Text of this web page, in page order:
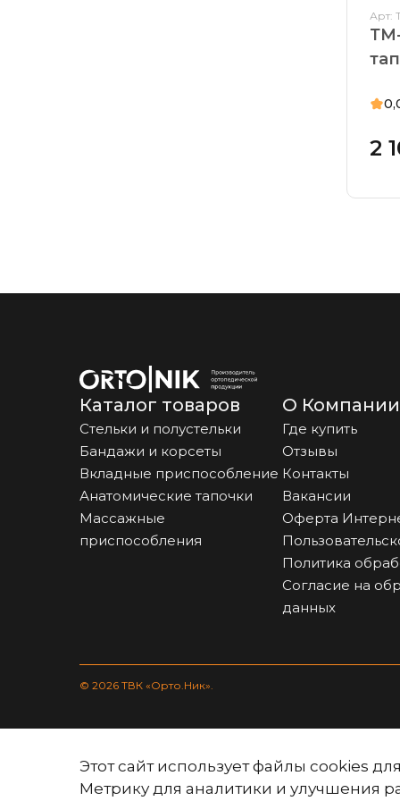
Арт:
2
Каталог товаров
Стельки и полустельки
Бандажи и корсеты
Вкладные приспособление
Анатомические тапочки
Массажные
приспособления
О Компании
Где купить
Отзывы
Контакты
Вакансии
Оферта
Политика
Согласие на
данных
© 2026 ТВК «Орто.Ник».
Этот сайт использует файлы cookies
Метрику для аналитики и улучшения